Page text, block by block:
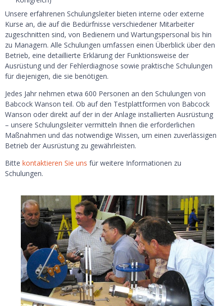
Unsere erfahrenen Schulungsleiter bieten interne oder externe
Kurse an, die auf die Bedürfnisse verschiedener Mitarbeiter
zugeschnitten sind, von Bedienern und Wartungspersonal bis hin
zu Managern. Alle Schulungen umfassen einen Überblick über den
Betrieb, eine detaillierte Erklärung der Funktionsweise der
Ausrüstung und der Fehlerdiagnose sowie praktische Schulungen
für diejenigen, die sie benötigen.
Jedes Jahr nehmen etwa 600 Personen an den Schulungen von
Babcock Wanson teil. Ob auf den Testplattformen von Babcock
Wanson oder direkt auf der in der Anlage installierten Ausrüstung
– unsere Schulungsleiter vermitteln Ihnen die erforderlichen
Maßnahmen und das notwendige Wissen, um einen zuverlässigen
Betrieb der Ausrüstung zu gewährleisten.
Bitte kontaktieren Sie uns für weitere Informationen zu
Schulungen.